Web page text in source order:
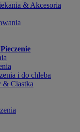
& Akcesoria
i do chleba
& Ciastka